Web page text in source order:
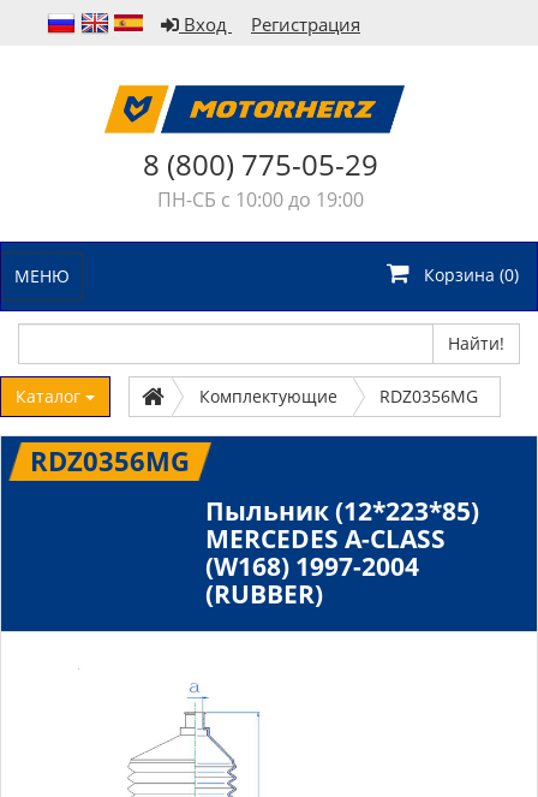
Вход Регистрация
8 (800) 775-05-29
ПН-СБ с 10:00 до 19:00
МЕНЮ Корзина (0)
Найти!
Каталог Комплектующие RDZ0356MG
RDZ0356MG
Пыльник (12*223*85)
MERCEDES A-CLASS
(W168) 1997-2004
(RUBBER)